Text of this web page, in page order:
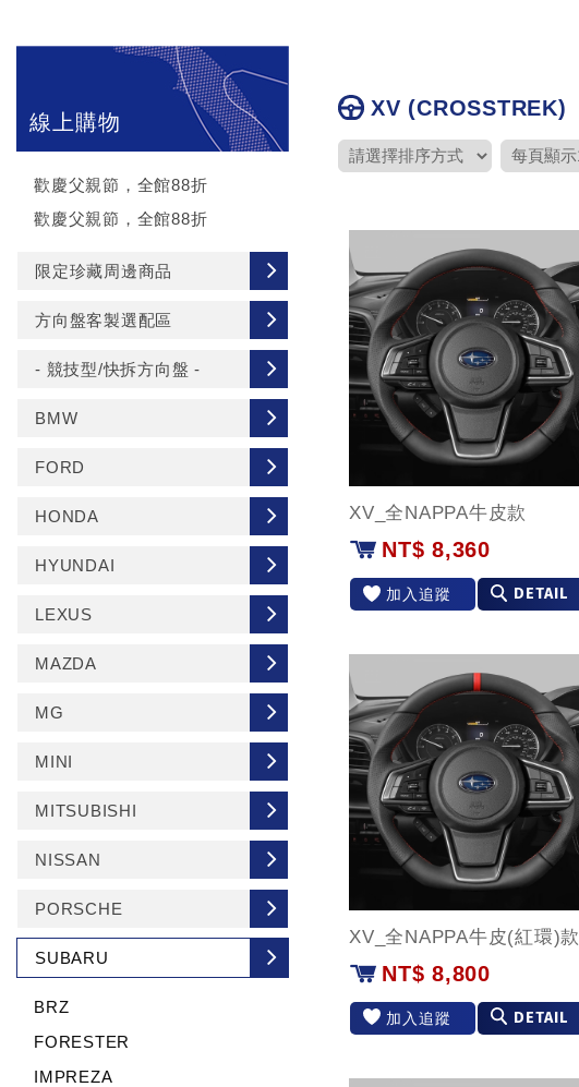
線上購物
歡慶父親節，全館88折
歡慶父親節，全館88折
限定珍藏周邊商品
方向盤客製選配區
- 競技型/快拆方向盤 -
BMW
FORD
HONDA
HYUNDAI
LEXUS
MAZDA
MG
MINI
MITSUBISHI
NISSAN
PORSCHE
SUBARU
BRZ
FORESTER
IMPREZA
XV (CROSSTREK)
XV_全NAPPA牛皮款
NT$ 8,360
加入追蹤 DETAIL
XV_全NAPPA牛皮(紅環)款
NT$ 8,800
加入追蹤 DETAIL